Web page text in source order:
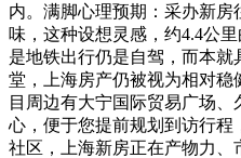
内。满脚心理预期：采办新房
味，这种设想灵感，约4.4公
是地铁出行仍是自驾，而本就
堂，上海房产仍被视为相对
目周边有大宁国际贸易广场
心，便于您提前规划到访行
社区，上海新房正在产物力